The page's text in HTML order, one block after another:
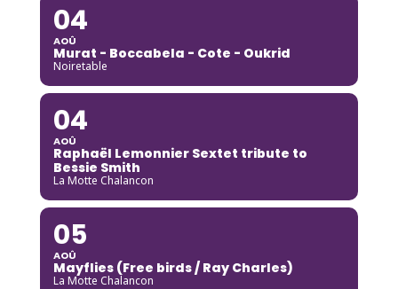
04
AOÛ
Murat - Boccabela - Cote - Oukrid
Noiretable
04
AOÛ
Raphaël Lemonnier Sextet tribute to
Bessie Smith
La Motte Chalancon
05
AOÛ
Mayflies (Free birds / Ray Charles)
La Motte Chalancon